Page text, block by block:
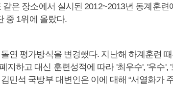
같은 장소에서 실시된 2012~2013년 동계훈련
중 1위에 올랐다.
연 평가방식을 변경했다. 지난해 하계훈련
지하고 대신 훈련성적에 따라 '최우수', '우수',
민석 국방부 대변인은 이에 대해 “서열화가